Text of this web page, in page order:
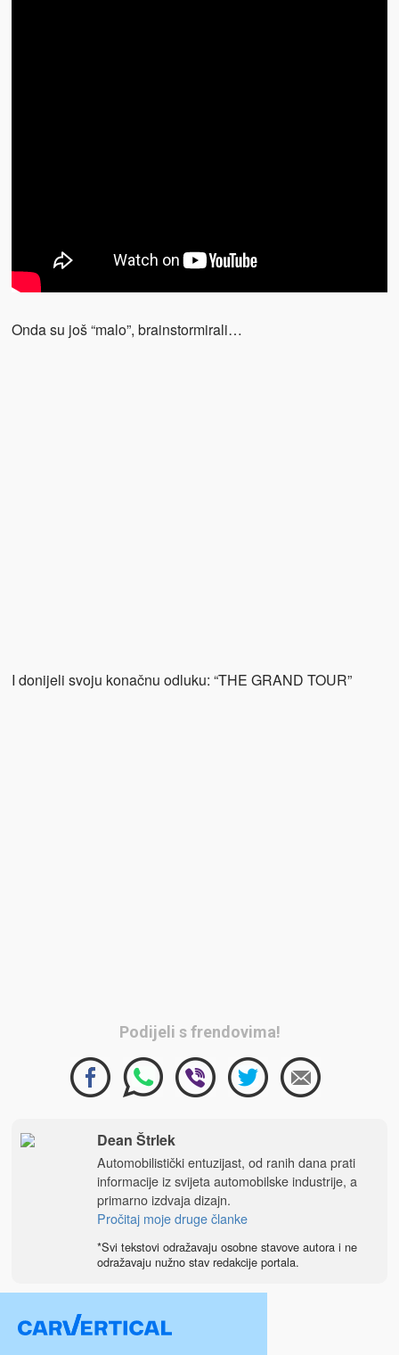
Onda su još “malo”, brainstormirali…
I donijeli svoju konačnu odluku: “THE GRAND TOUR”
Podijeli s frendovima!
Dean Štrlek
Automobilistički entuzijast, od ranih dana prati
informacije iz svijeta automobilske industrije, a
primarno izdvaja dizajn.
Pročitaj moje druge članke
*Svi tekstovi odražavaju osobne stavove autora i ne
odražavaju nužno stav redakcije portala.